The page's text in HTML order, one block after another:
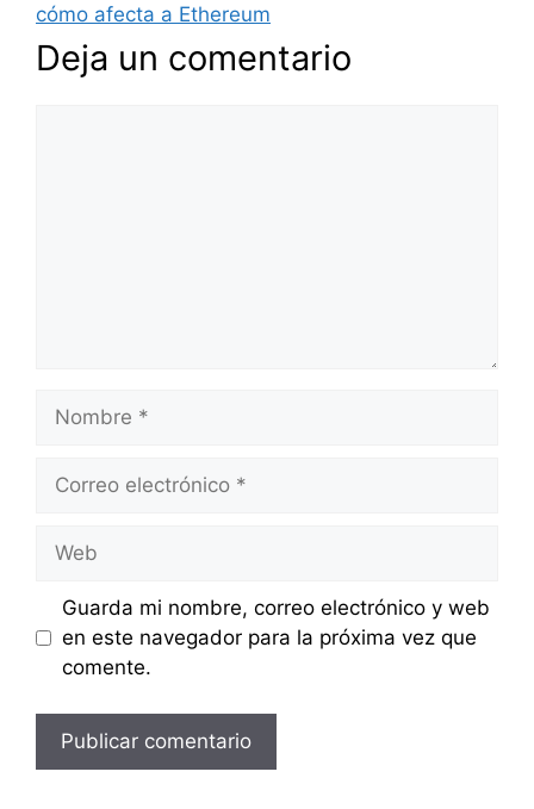
cómo afecta a Ethereum
Deja un comentario
Nombre
Correo
Web
Guarda mi nombre, correo electrónico y web
en este navegador para la próxima vez que
comente.